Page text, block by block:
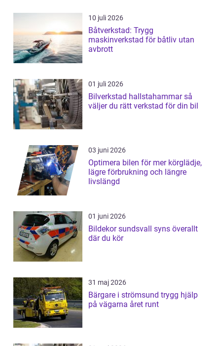
10 juli 2026
Båtverkstad: Trygg
maskinverkstad för båtliv utan
avbrott
01 juli 2026
Bilverkstad hallstahammar så
väljer du rätt verkstad för din bil
03 juni 2026
Optimera bilen för mer körglädje,
lägre förbrukning och längre
livslängd
01 juni 2026
Bildekor sundsvall syns överallt
där du kör
31 maj 2026
Bärgare i strömsund trygg hjälp
på vägarna året runt